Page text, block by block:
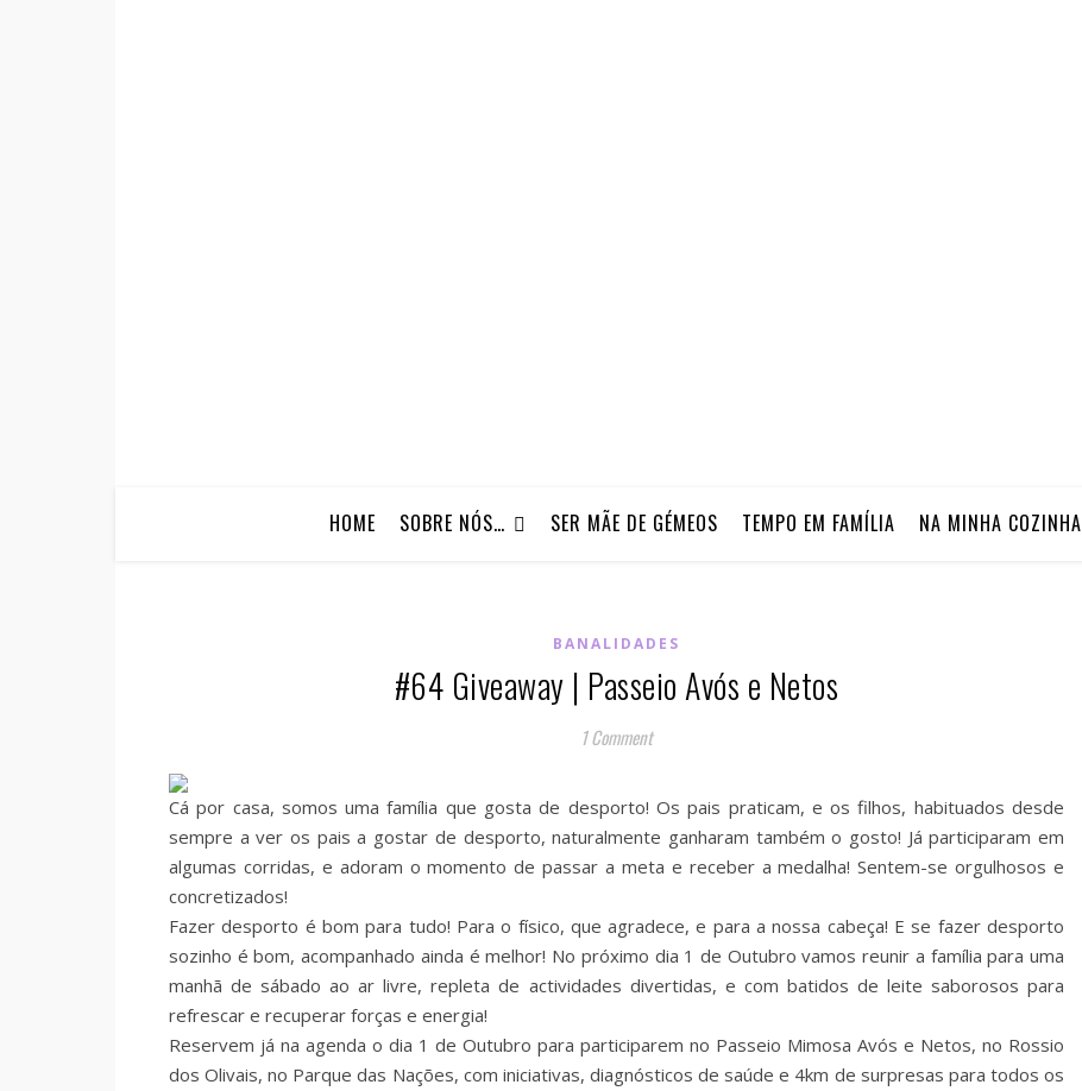
HOME SOBRE NÓS… SER MÃE DE GÉMEOS TEMPO EM FAMÍLIA NA MINHA COZINHA
BANALIDADES
#64 Giveaway | Passeio Avós e Netos
1 Comment
Cá por casa, somos uma família que gosta de desporto! Os pais praticam, e os filhos, habituados desde
sempre a ver os pais a gostar de desporto, naturalmente ganharam também o gosto! Já participaram em
algumas corridas, e adoram o momento de passar a meta e receber a medalha! Sentem-se orgulhosos e
concretizados!
Fazer desporto é bom para tudo! Para o físico, que agradece, e para a nossa cabeça! E se fazer desporto
sozinho é bom, acompanhado ainda é melhor! No próximo dia 1 de Outubro vamos reunir a família para uma
manhã de sábado ao ar livre, repleta de actividades divertidas, e com batidos de leite saborosos para
refrescar e recuperar forças e energia!
Reservem já na agenda o dia 1 de Outubro para participarem no Passeio Mimosa Avós e Netos, no Rossio
dos Olivais, no Parque das Nações, com iniciativas, diagnósticos de saúde e 4km de surpresas para todos os